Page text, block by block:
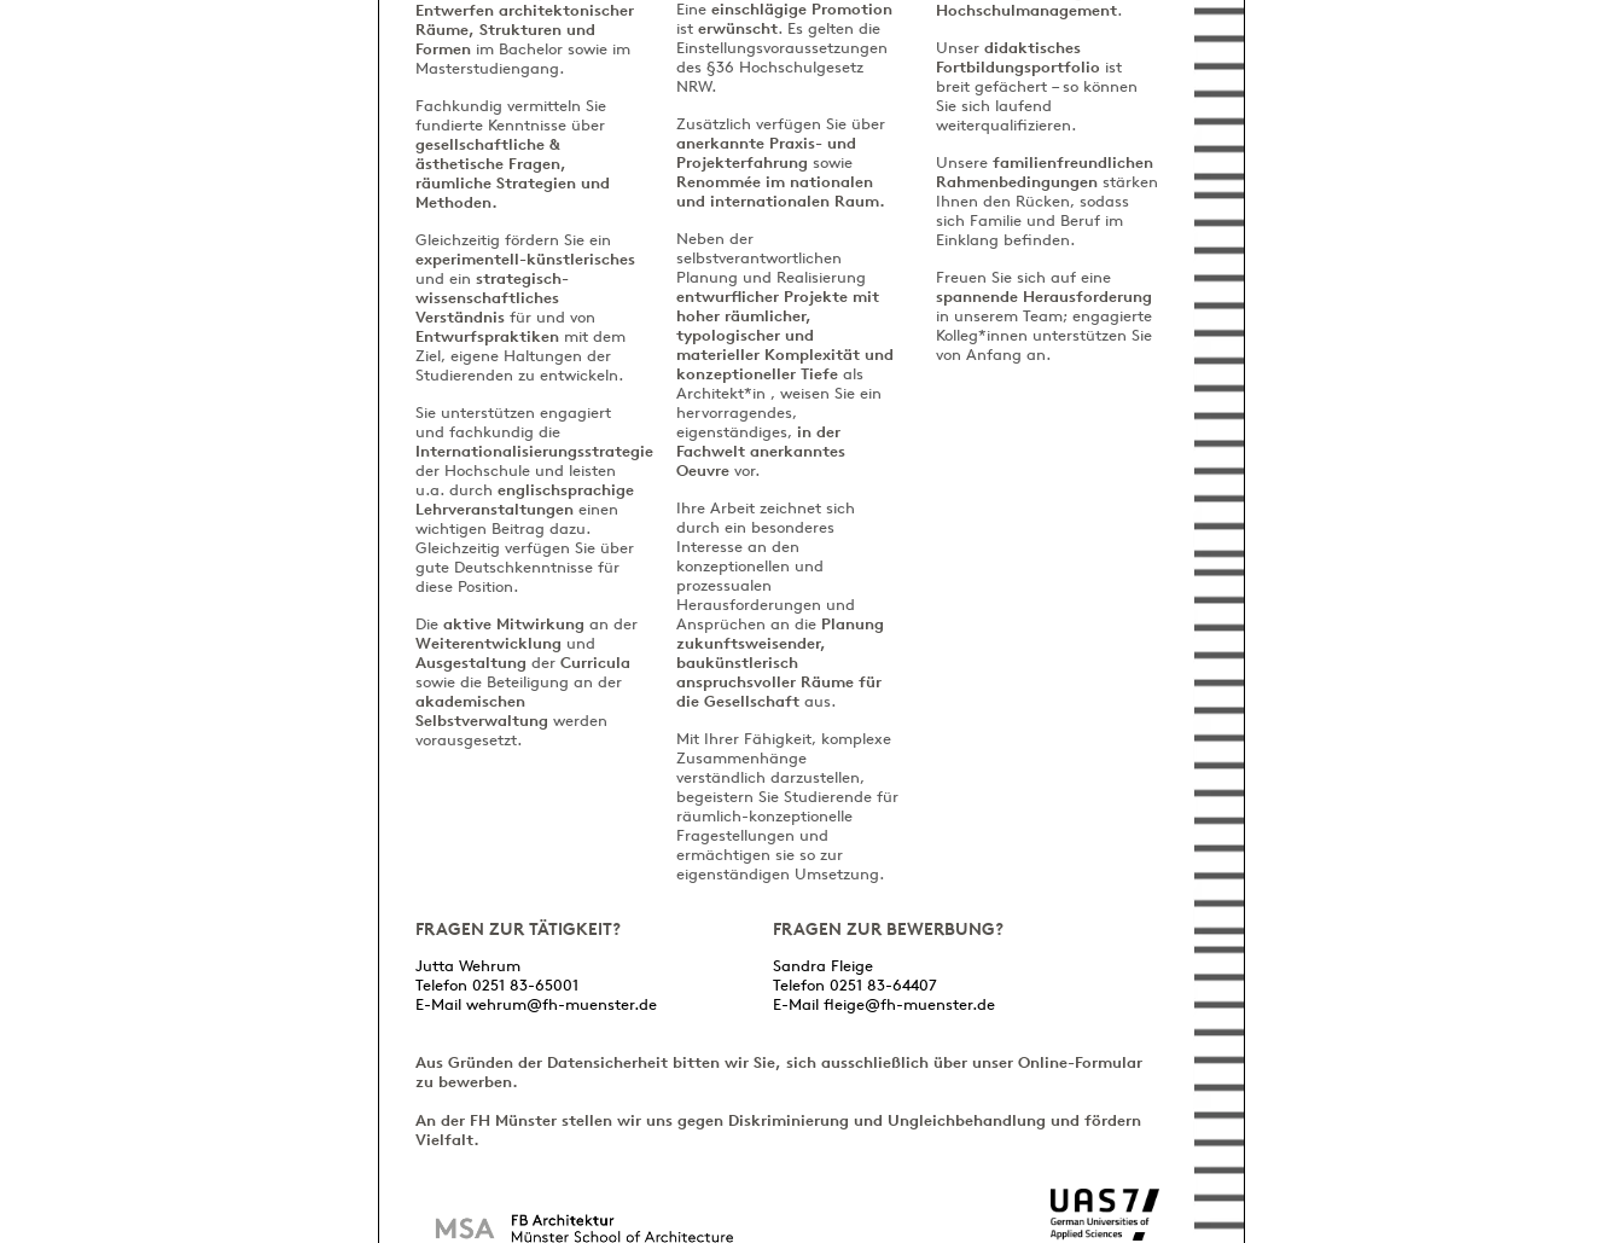
Entwerfen architektonischer
Räume, Strukturen und
Formen im Bachelor sowie im
Masterstudiengang.
Fachkundig vermitteln Sie
fundierte Kenntnisse über
gesellschaftliche &
ästhetische Fragen,
räumliche Strategien und
Methoden.
Gleichzeitig fördern Sie ein
experimentell-künstlerisches
und ein strategisch-
wissenschaftliches
Verständnis für und von
Entwurfspraktiken mit dem
Ziel, eigene Haltungen der
Studierenden zu entwickeln.
Sie unterstützen engagiert
und fachkundig die
Internationalisierungsstrategie
der Hochschule und leisten
u.a. durch englischsprachige
Lehrveranstaltungen einen
wichtigen Beitrag dazu.
Gleichzeitig verfügen Sie über
gute Deutschkenntnisse für
diese Position.
Die aktive Mitwirkung an der
Weiterentwicklung und
Ausgestaltung der Curricula
sowie die Beteiligung an der
akademischen
Selbstverwaltung werden
vorausgesetzt.
Eine einschlägige Promotion
ist erwünscht. Es gelten die
Einstellungsvoraussetzungen
des §36 Hochschulgesetz
NRW.
Zusätzlich verfügen Sie über
anerkannte Praxis- und
Projekterfahrung sowie
Renommée im nationalen
und internationalen Raum.
Neben der
selbstverantwortlichen
Planung und Realisierung
entwurflicher Projekte mit
hoher räumlicher,
typologischer und
materieller Komplexität und
konzeptioneller Tiefeals
Architekt*in , weisen Sie ein
hervorragendes,
eigenständiges, in der
Fachwelt anerkanntes
Oeuvrevor.
Ihre Arbeit zeichnet sich
durch ein besonderes
Interesse an den
konzeptionellen und
prozessualen
Herausforderungen und
Ansprüchen an die Planung
zukunftsweisender,
baukünstlerisch
anspruchsvoller Räume für
die Gesellschaftaus.
Mit Ihrer Fähigkeit, komplexe
Zusammenhänge
verständlich darzustellen,
begeistern Sie Studierende für
räumlich-konzeptionelle
Fragestellungen und
ermächtigen sie so zur
eigenständigen Umsetzung.
Hochschulmanagement.
Unserdidaktisches
Fortbildungsportfolio ist
breit gefächert – so können
Sie sich laufend
weiterqualifizieren.
Unserefamilienfreundlichen
Rahmenbedingungen stärken
Ihnen den Rücken, sodass
sich Familie und Beruf im
Einklang befinden.
Freuen Sie sich auf eine
spannende Herausforderung
in unserem Team; engagierte
Kolleg*innen unterstützen Sie
von Anfang an.
FRAGEN ZUR TÄTIGKEIT?
Jutta Wehrum
Telefon 0251 83-65001
E-Mail wehrum@fh-muenster.de
FRAGEN ZUR BEWERBUNG?
Sandra Fleige
Telefon 0251 83-64407
E-Mail fleige@fh-muenster.de
Aus Gründen der Datensicherheit bitten wir Sie, sich ausschließlich über unser Online-Formular
zu bewerben.
An der FH Münster stellen wir uns gegen Diskriminierung und Ungleichbehandlung und fördern
Vielfalt.